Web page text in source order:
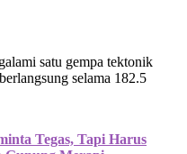
satu gempa tektonik
selama 182.5
Tegas, Tapi Harus